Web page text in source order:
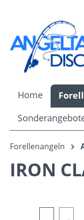
Home
Forellenangeln
IRON